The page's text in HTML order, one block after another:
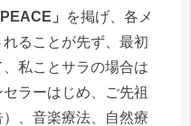
」
を掲げ、各メ
ることが先ず、最初
私ことサラの場合は
ラーはじめ、ご先祖
、音楽療法、自然療